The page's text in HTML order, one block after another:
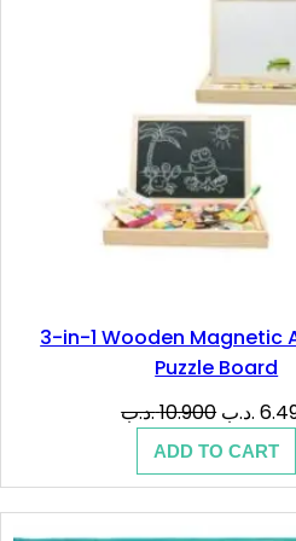
3-in-1 Wooden Magnetic
Puzzle Board
10.900.د.ب
Original
price
was:
.د.ب
ADD TO CART